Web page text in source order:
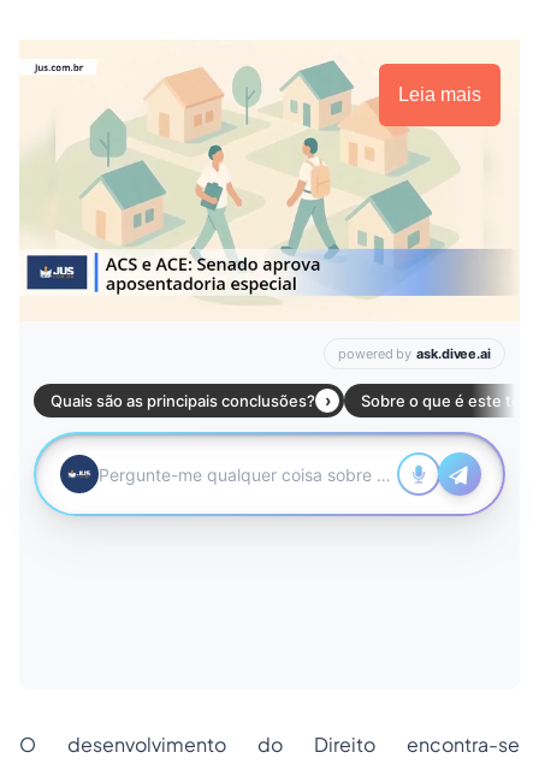
Leia mais
O desenvolvimento do Direito encontra-se